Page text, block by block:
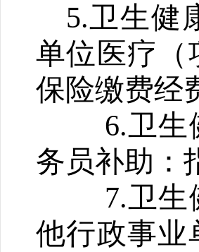
5.卫生健
单位医疗（
保险缴费经
6.卫生
务员补助：
7.卫生
他行政事业